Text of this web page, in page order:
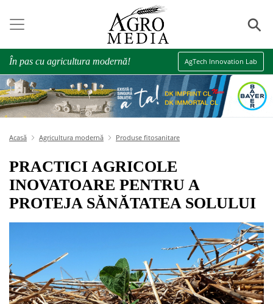
⚲
În pas cu agricultura modernă! AgTech Innovation Lab
Acasă Agricultura modernă Produse fitosanitare
PRACTICI AGRICOLE
INOVATOARE PENTRU A
PROTEJA SĂNĂTATEA SOLULUI